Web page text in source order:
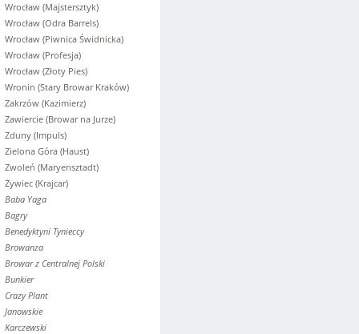
Wrocław (Majstersztyk)
Wrocław (Odra Barrels)
Wrocław (Piwnica Świdnicka)
Wrocław (Profesja)
Wrocław (Złoty Pies)
Wronin (Stary Browar Kraków)
Zakrzów (Kazimierz)
Zawiercie (Browar na Jurze)
Zduny (Impuls)
Zielona Góra (Haust)
Zwoleń (Maryensztadt)
Żywiec (Krajcar)
Baba Yaga
Bagry
Benedyktyni Tynieccy
Browanza
Browar z Centralnej Polski
Bunkier
Crazy Plant
Janowskie
Karczewski